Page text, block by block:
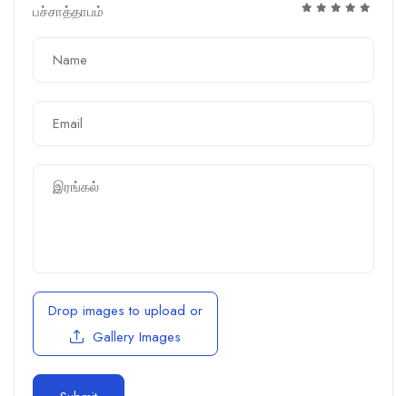
பச்சாத்தாபம்
Drop images to upload or
Gallery Images